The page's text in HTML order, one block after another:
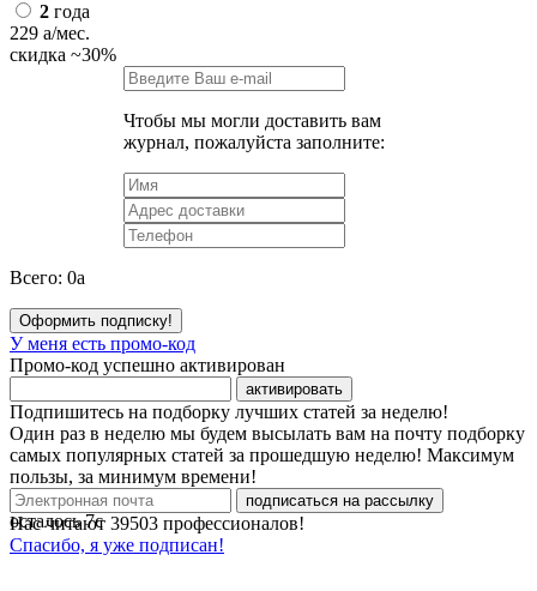
2 года
229 a/мес.
скидка ~30%
Чтобы мы могли доставить вам
журнал, пожалуйста заполните:
Всего: 0a
Оформить подписку!
У меня есть промо-код
Промо-код успешно активирован
активировать
Подпишитесь на подборку лучших статей за неделю!
Один раз в неделю мы будем высылать вам на почту подборку
самых популярных статей за прошедшую неделю! Максимум
пользы, за минимум времени!
подписаться на рассылку
Нас читают 39503 профессионалов!
Спасибо, я уже подписан!
осталось7с